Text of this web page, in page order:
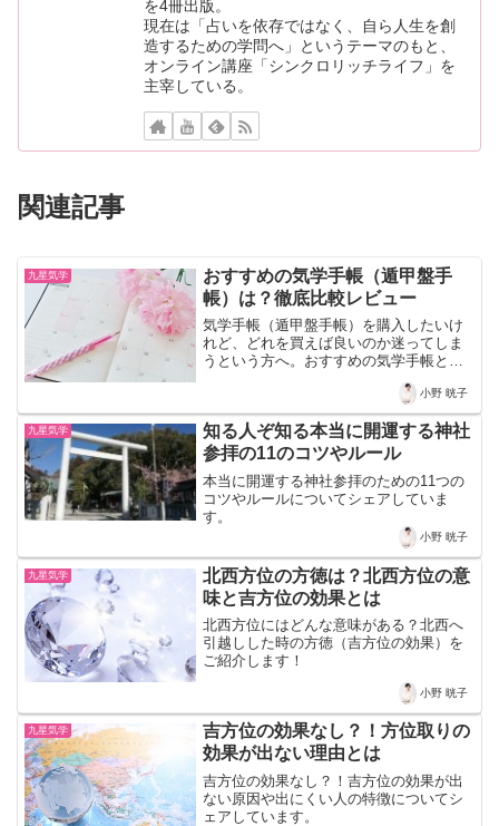
を4冊出版。
現在は「占いを依存ではなく、自ら人生を創
造するための学問へ」というテーマのもと、
オンライン講座「シンクロリッチライフ」を
主宰している。
関連記事
九星気学
おすすめの気学手帳（遁甲盤手
帳）は？徹底比較レビュー
気学手帳（遁甲盤手帳）を購入したいけ
れど、どれを買えば良いのか迷ってしま
うという方へ。おすすめの気学手帳とレ
小野 晄子
九星気学
知る人ぞ知る本当に開運する神社
参拝の11のコツやルール
本当に開運する神社参拝のための11つの
コツやルールについてシェアしていま
す。
小野 晄子
九星気学
北西方位の方徳は？北西方位の意
味と吉方位の効果とは
北西方位にはどんな意味がある？北西へ
引越しした時の方徳（吉方位の効果）を
ご紹介します！
小野 晄子
九星気学
吉方位の効果なし？！方位取りの
効果が出ない理由とは
吉方位の効果なし？！吉方位の効果が出
ない原因や出にくい人の特徴についてシ
ェアしています。